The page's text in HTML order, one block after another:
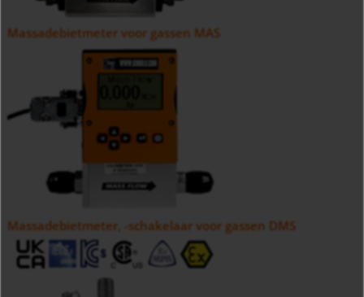
Massadebietmeter voor gassen MAS
Massadebietmeter, -schakelaar voor gassen DMS